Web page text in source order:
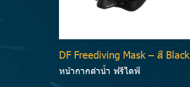
DF Freediving Mask – สี Black
หน้ากากดำน้ำ ฟรีไดฟ์